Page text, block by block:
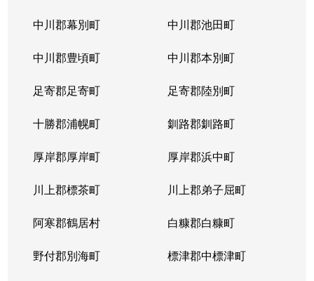
中川郡幕別町 中川郡池田町
中川郡豊頃町 中川郡本別町
足寄郡足寄町 足寄郡陸別町
十勝郡浦幌町 釧路郡釧路町
厚岸郡厚岸町 厚岸郡浜中町
川上郡標茶町 川上郡弟子屈町
阿寒郡鶴居村 白糠郡白糠町
野付郡別海町 標津郡中標津町